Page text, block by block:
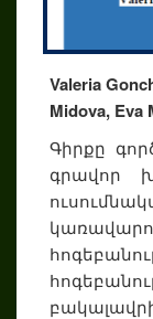
Valeria
Midova, Eva
Գիրքը
գրավոր